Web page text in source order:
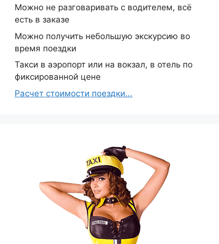
Можно не разговаривать с водителем, всё
есть в заказе
Можно получить небольшую экскурсию во
время поездки
Такси в аэропорт или на вокзал, в отель по
фиксированной цене
Расчет стоимости поездки...